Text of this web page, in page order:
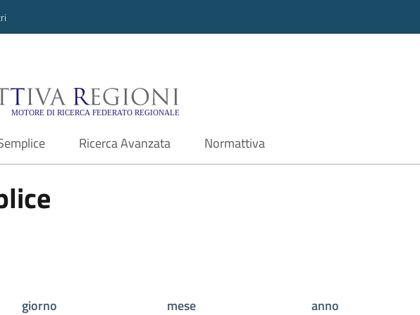
Regioni - Motore di ricerca
Ricerca Avanzata Normattiva
giorno mese
anno